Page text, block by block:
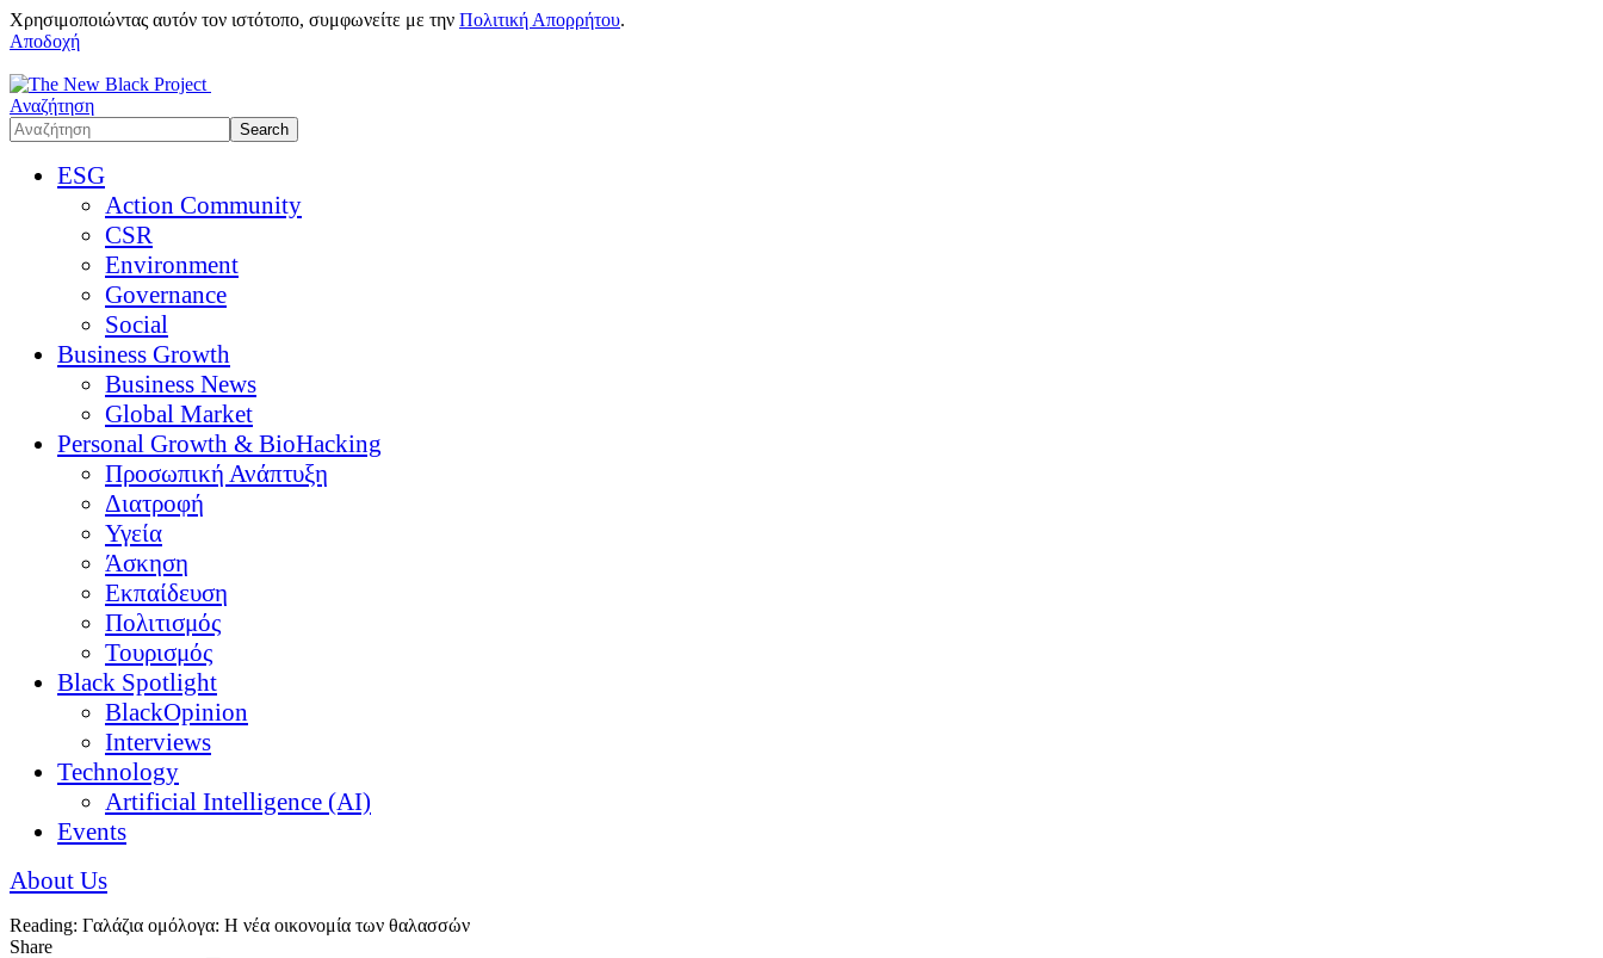
Χρησιμοποιώντας αυτόν τον ιστότοπο, συμφωνείτε με την Πολιτική Απορρήτου.
Αποδοχή
Αναζήτηση
ESG
Action Community
CSR
Environment
Governance
Social
Business Growth
Business News
Global Market
Personal Growth & BioHacking
Προσωπική Ανάπτυξη
Διατροφή
Υγεία
Άσκηση
Εκπαίδευση
Πολιτισμός
Τουρισμός
Black Spotlight
BlackOpinion
Interviews
Technology
Artificial Intelligence (AI)
Events
About Us
Reading: Γαλάζια ομόλογα: Η νέα οικονομία των θαλασσών
Share